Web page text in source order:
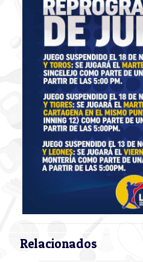
Relacionados